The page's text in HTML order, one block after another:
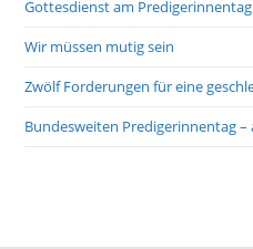
Gottesdienst am
Wir müssen mutig sein
Zwölf Forderungen für eine
Bundesweiten Predigerinnentag –